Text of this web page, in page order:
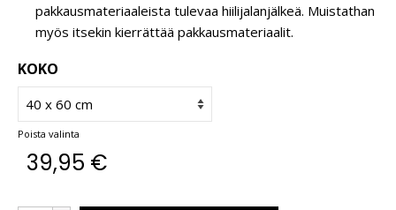
pakkausmateriaaleista tulevaa hiilijalanjälkeä. Muistathan
myös itsekin kierrättää pakkausmateriaalit.
KOKO
Poista valinta
39,95 €